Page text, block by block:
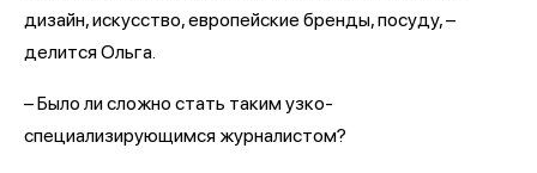
дизайн, искусство, европейские бренды, посуду, –
делится Ольга.
– Было ли сложно стать таким узко-
специализирующимся журналистом?